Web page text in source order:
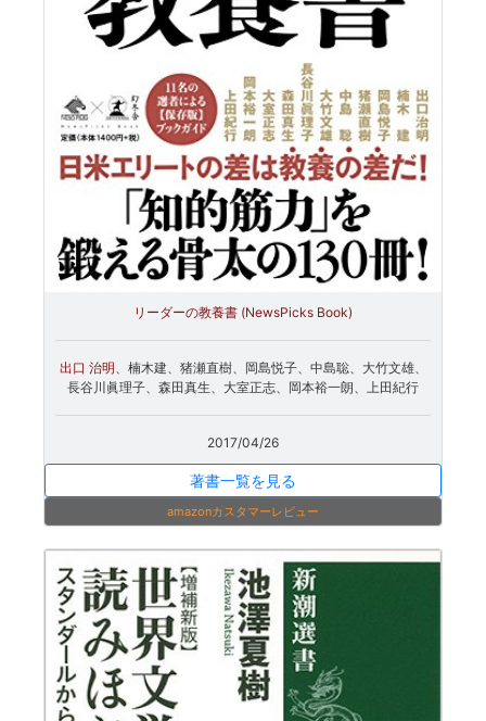
リーダーの教養書 (NewsPicks Book)
出口 治明、楠木建、猪瀬直樹、岡島悦子、中島聡、大竹文雄、
長谷川眞理子、森田真生、大室正志、岡本裕一朗、上田紀行
2017/04/26
著書一覧を見る
amazonカスタマーレビュー